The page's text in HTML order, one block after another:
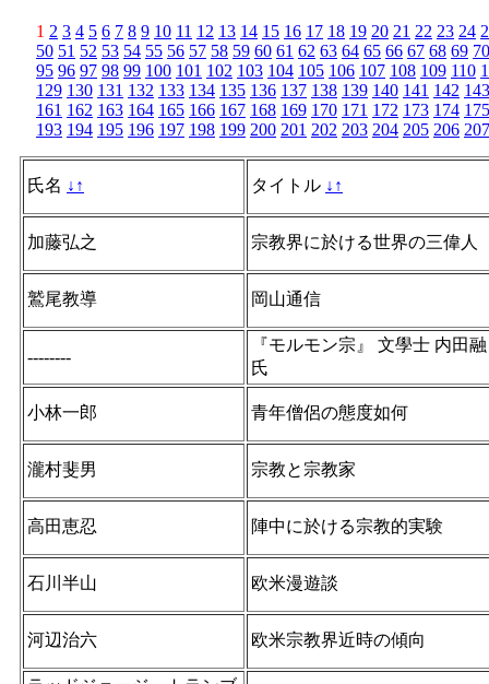
1 2 3 4 5 6 7 8 9 10 11 12 13 14 15 16 17 18 19 20 21 22 23 24
50 51 52 53 54 55 56 57 58 59 60 61 62 63 64 65 66 67 68 69 70
95 96 97 98 99 100 101 102 103 104 105 106 107 108 109 110
129 130 131 132 133 134 135 136 137 138 139 140 141 142 143
161 162 163 164 165 166 167 168 169 170 171 172 173 174 175
193 194 195 196 197 198 199 200 201 202 203 204 205 206 207
氏名 ↓ ↑ タイトル ↓ ↑
加藤弘之 宗教界に於ける世界の三偉人
鷲尾教導 岡山通信
--------
『モルモン宗』 文學士 内田融
氏
小林一郎 青年僧侶の態度如何
瀧村斐男 宗教と宗教家
高田恵忍 陣中に於ける宗教的実験
石川半山 欧米漫遊談
河辺治六 欧米宗教界近時の傾向